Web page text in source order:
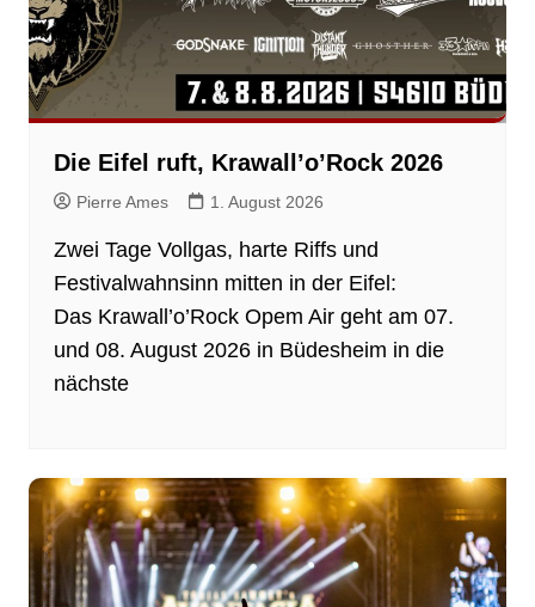
Die Eifel ruft, Krawall’o’Rock 2026
Pierre Ames 1. August 2026
Zwei Tage Vollgas, harte Riffs und
Festivalwahnsinn mitten in der Eifel:
Das Krawall’o’Rock Opem Air geht am 07.
und 08. August 2026 in Büdesheim in die
nächste